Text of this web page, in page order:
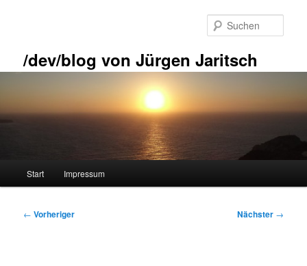
/dev/blog von Jürgen Jaritsch
Start Impressum
Beitragsnavigation
← Vorheriger Nächster →